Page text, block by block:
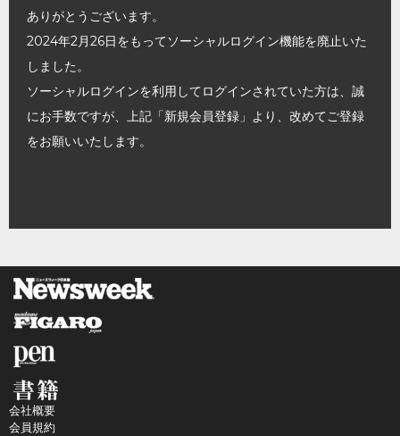
ありがとうございます。
2024年2月26日をもってソーシャルログイン機能を廃止いた
しました。
ソーシャルログインを利用してログインされていた方は、誠
にお手数ですが、上記「新規会員登録」より、改めてご登録
をお願いいたします。
会社概要
会員規約